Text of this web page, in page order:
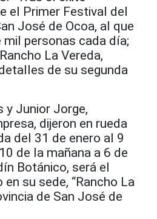
el Primer Festival del
José de Ocoa, al que
personas cada día;
La Vereda,
de su segunda
y Junior Jorge,
dijeron en rueda
del 31 de enero al 9
de la mañana a 6 de
Botánico, será el
su sede, “Rancho La
de San José de